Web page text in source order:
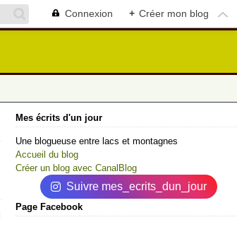
Connexion + Créer mon blog
Mes écrits d'un jour
Une blogueuse entre lacs et montagnes
Accueil du blog
Créer un blog avec CanalBlog
Suivre mes_ecrits_dun_jour
Page Facebook